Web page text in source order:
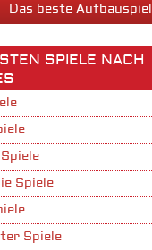
Das beste Aufbauspiel
SPIELE NACH
Spiele
Spiele